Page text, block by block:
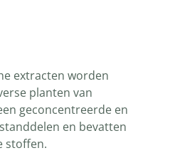
extracten worden
planten van
geconcentreerde en
en bevatten
stoffen.